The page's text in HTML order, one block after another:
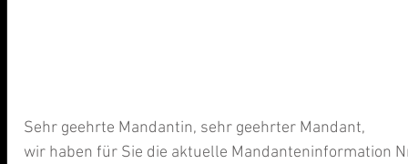
Sehr geehrte Mandantin, sehr geehrter Mandant,
wir haben für Sie die aktuelle Mandanteninformation